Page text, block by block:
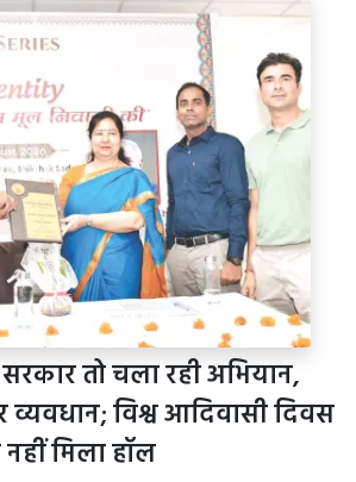
तो चला रही अभियान,
व्यवधान; विश्व आदिवासी दिवस
मिला हॉल